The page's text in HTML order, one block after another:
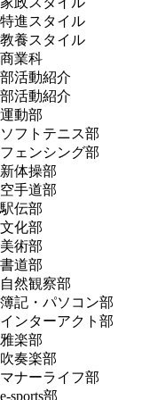
特進スタイル
教養スタイル
商業科
部活動紹介
部活動紹介
運動部
ソフトテニス部
フェンシング部
新体操部
空手道部
駅伝部
文化部
美術部
書道部
自然観察部
簿記・パソコン部
インターアクト部
雅楽部
吹奏楽部
マナーライフ部
e-sports部